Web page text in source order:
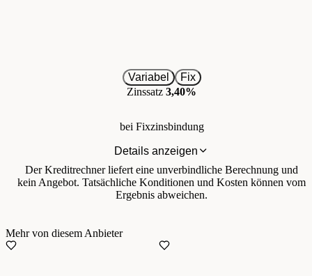
Variabel
Fix
Zinssatz 3,40%
bei Fixzinsbindung
Details anzeigen
Der Kreditrechner liefert eine unverbindliche Berechnung und
kein Angebot. Tatsächliche Konditionen und Kosten können vom
Ergebnis abweichen.
Mehr von diesem Anbieter